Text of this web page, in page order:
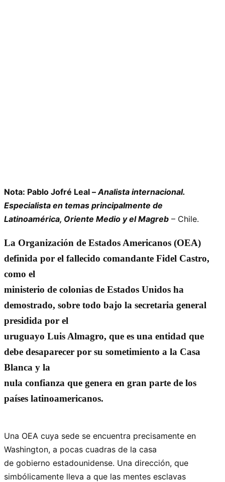
Nota: Pablo Jofré Leal – Analista internacional.
Especialista en temas principalmente de
Latinoamérica, Oriente Medio y el Magreb – Chile.
La Organización de Estados Americanos (OEA)
definida por el fallecido comandante Fidel Castro,
como el
ministerio de colonias de Estados Unidos ha
demostrado, sobre todo bajo la secretaria general
presidida por el
uruguayo Luis Almagro, que es una entidad que
debe desaparecer por su sometimiento a la Casa
Blanca y la
nula confianza que genera en gran parte de los
países latinoamericanos.
Una OEA cuya sede se encuentra precisamente en
Washington, a pocas cuadras de la casa
de gobierno estadounidense. Una dirección, que
simbólicamente lleva a que las mentes esclavas